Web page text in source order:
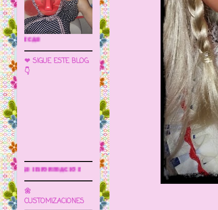
🌼 LA CUEVA DE LAS MUÑECAS
❤ SIGUE ESTE BLOG
👇
Sigue este blog para más
🌼
CUSTOMIZACIONES